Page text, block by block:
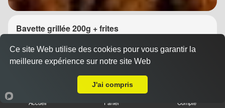
Bavette grillée 200g + frites
Dès14.90 €
Accueil Panier Compte
Ce site Web utilise des cookies pour vous garantir la
meilleure expérience sur notre site Web
J'ai compris